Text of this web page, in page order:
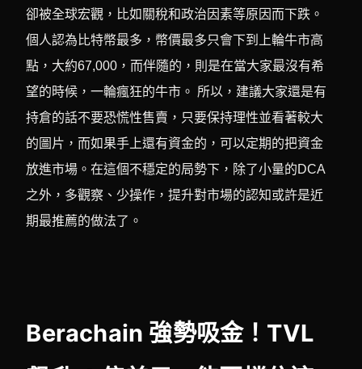
卻被全球宏觀，比如關稅和政治因素等原因而下跌。
個人認為比特幣最多，幣價最多只會下到上輪牛市高
點，大約67,000，而伴隨的，則是在當大家最沒有希
望的時候，一輪瘋狂的牛市。 所以，建議大家還是有
持倉的話不要恐慌性售賣，只要保持理性並看著較大
的圖片，而如果手上還有資金的，可以定期的把資金
放進市場。在這個不穩定的局勢下，除了小量的DCA
之外，多觀察、少操作，提升對市場的認知或許是近
期最推薦的做法了。
Berachain 強勢吸金！TVL